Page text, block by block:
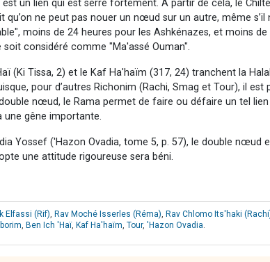
un lien qui est serré fortement. À partir de cela, le
qu’on ne peut pas nouer un nœud sur un autre, même s’il
moins de 24 heures pour les Ashkénazes, et moins de
soit considéré comme "Ma'assé Ouman".
(Ki Tissa, 2) et le Kaf Ha'haïm (317, 24) tranchent la
pour d’autres Richonim (Rachi, Smag et Tour), il est
nœud, le Rama permet de faire ou défaire un tel
une gêne importante.
Yossef ('Hazon Ovadia, tome 5, p. 57), le double nœud
une attitude rigoureuse sera béni.
Elfassi (Rif) Rav Moché Isserles (Réma) Rav Chlomo Its'haki
Ben Ich 'Haï, Kaf Ha'haïm Tour, 'Hazon Ovadia